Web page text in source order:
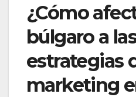
¿Cómo
búlgaro a
estrategias
marketing